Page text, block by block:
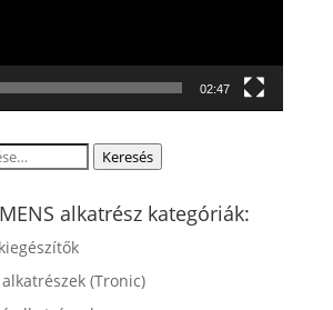
02:47
Keresés
alkatrész kategóriák:
(Tronic)